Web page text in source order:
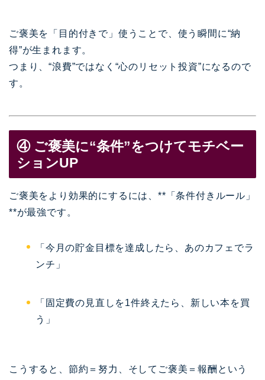
ご褒美を「目的付きで」使うことで、使う瞬間に“納
得”が生まれます。
つまり、“浪費”ではなく“心のリセット投資”になるので
す。
④ ご褒美に“条件”をつけてモチベー
ションUP
ご褒美をより効果的にするには、**「条件付きルール」
**が最強です。
「今月の貯金目標を達成したら、あのカフェでラ
ンチ」
「固定費の見直しを1件終えたら、新しい本を買
う」
こうすると、節約＝努力、そしてご褒美＝報酬という